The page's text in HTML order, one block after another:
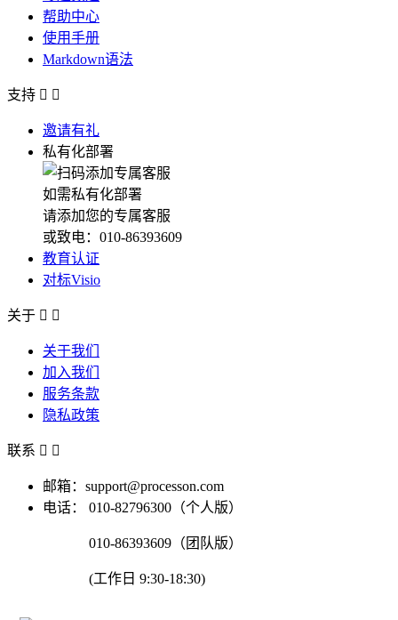
帮助中心
使用手册
Markdown语法
支持  
邀请有礼
私有化部署
如需私有化部署
请添加您的专属客服
或致电：010-86393609
教育认证
对标Visio
关于  
关于我们
加入我们
服务条款
隐私政策
联系  
邮箱：support@processon.com
电话：
010-82796300（个人版）
010-86393609（团队版）
(工作日 9:30-18:30)